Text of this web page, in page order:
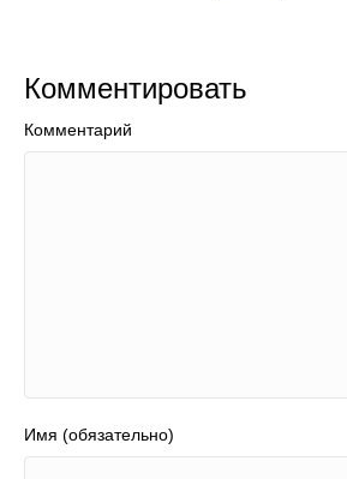
Комментировать
Комментарий
Имя (обязательно)